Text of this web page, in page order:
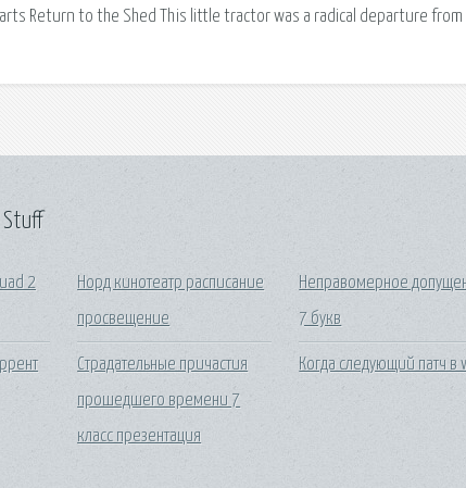
Return to the Shed This little tractor was a radical departure
Stuff
2
Норд кинотеатр расписание
просвещение
Страдательные причастия
прошедшего времени 7
класс презентация
Неправомерное
7 букв
Когда следующий патч в